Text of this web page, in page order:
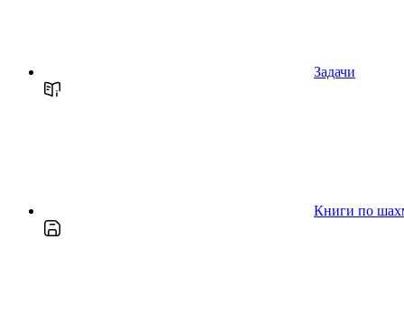
Задачи
Книги по